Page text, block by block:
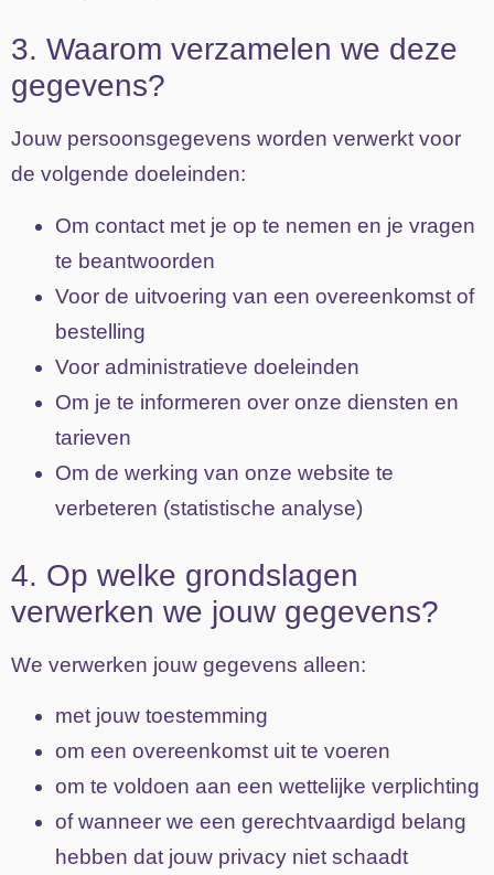
3. Waarom verzamelen we deze
gegevens?
Jouw persoonsgegevens worden verwerkt voor
de volgende doeleinden:
Om contact met je op te nemen en je vragen
te beantwoorden
Voor de uitvoering van een overeenkomst of
bestelling
Voor administratieve doeleinden
Om je te informeren over onze diensten en
tarieven
Om de werking van onze website te
verbeteren (statistische analyse)
4. Op welke grondslagen
verwerken we jouw gegevens?
We verwerken jouw gegevens alleen:
met jouw toestemming
om een overeenkomst uit te voeren
om te voldoen aan een wettelijke verplichting
of wanneer we een gerechtvaardigd belang
hebben dat jouw privacy niet schaadt